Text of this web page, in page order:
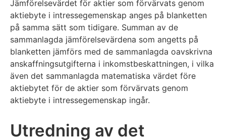
Jämförelsevärdet för aktier som förvärvats genom
aktiebyte i intressegemenskap anges på blanketten
på samma sätt som tidigare. Summan av de
sammanlagda jämförelsevärdena som angetts på
blanketten jämförs med de sammanlagda oavskrivna
anskaffningsutgifterna i inkomstbeskattningen, i vilka
även det sammanlagda matematiska värdet före
aktiebytet för de aktier som förvärvats genom
aktiebyte i intressegemenskap ingår.
Utredning av det